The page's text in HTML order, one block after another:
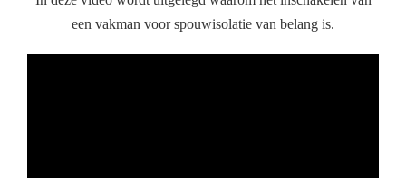
een vakman voor spouwisolatie van belang is.